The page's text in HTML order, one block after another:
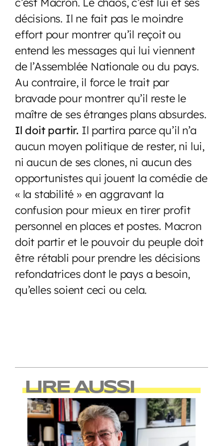
décisions. Il ne fait pas le moindre
effort pour montrer qu’il reçoit ou
entend les messages qui lui viennent
de l’Assemblée Nationale ou du pays.
Au contraire, il force le trait par
bravade pour montrer qu’il reste le
maître de ses étranges plans absurdes.
Il doit partir. Il partira parce qu’il n’a
aucun moyen politique de rester, ni lui,
ni aucun de ses clones, ni aucun des
opportunistes qui jouent la comédie de
« la stabilité » en aggravant la
confusion pour mieux en tirer profit
personnel en places et postes. Macron
doit partir et le pouvoir du peuple doit
être rétabli pour prendre les décisions
refondatrices dont le pays a besoin,
qu’elles soient ceci ou cela.
LIRE AUSSI